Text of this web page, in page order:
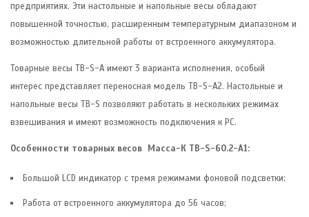
предприятиях. Эти настольные и напольные весы обладают
повышенной точностью, расширенным температурным диапазоном и
возможностью длительной работы от встроенного аккумулятора.
Товарные весы TB-S-А имеют 3 варианта исполнения, особый
интерес представляет переносная модель TB-S-А2. Настольные и
напольные весы TB-S позволяют работать в нескольких режимах
взвешивания и имеют возможность подключения к РС.
Особенности товарных весов Масса-К TB-S-60.2-А1:
Большой LCD индикатор с тремя режимами фоновой подсветки;
Работа от встроенного аккумулятора до 56 часов;